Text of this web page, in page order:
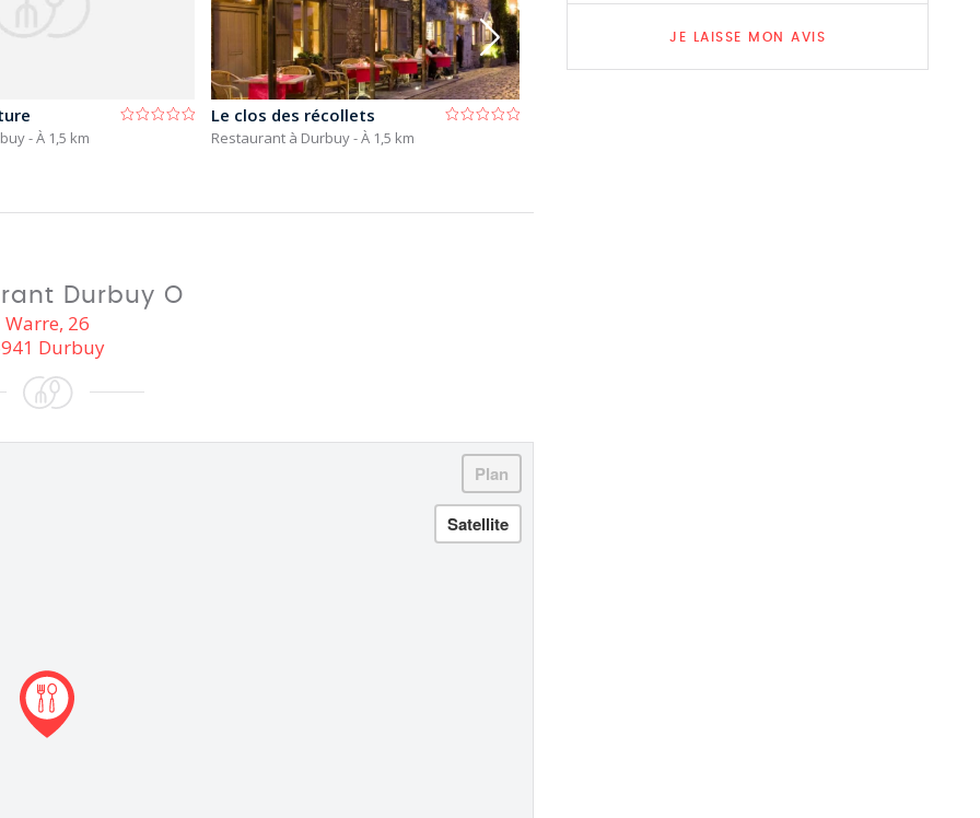
JE LAISSE MON AVIS
- À 1,5 km
Le clos des récollets
Restaurant à Durbuy- À 1,5 km
Durbuy O
Warre, 26
Durbuy